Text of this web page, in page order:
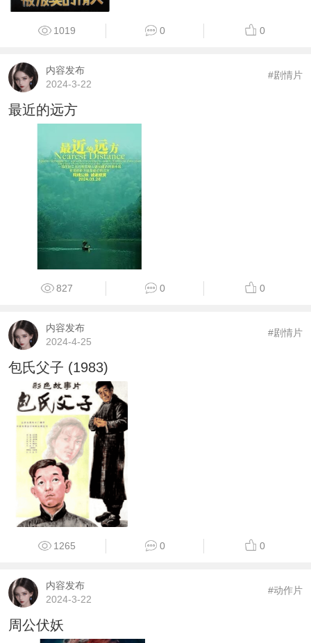
1019 0 0
内容发布
2024-3-22
#剧情片
最近的远方
827 0 0
内容发布
2024-4-25
#剧情片
包氏父子 (1983)
1265 0 0
内容发布
2024-3-22
#动作片
周公伏妖